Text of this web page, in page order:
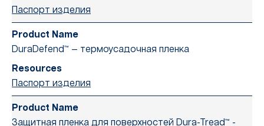
Паспорт изделия
DuraDefend™ — термоусадочная пленка
Паспорт изделия
Защитная пленка для поверхностей Dura-Tread™ -